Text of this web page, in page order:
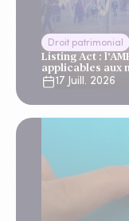
Droit patrimonial
Listing Act :
applicables aux
17 Juill. 2026